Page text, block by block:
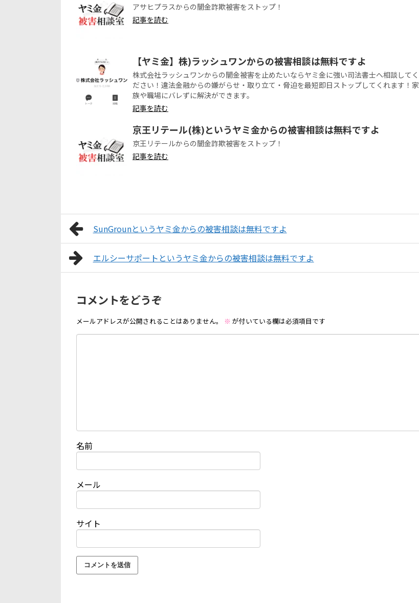
アサヒプラスからの闇金詐欺被害をストップ！
記事を読む
【ヤミ金】株)ラッシュワンからの被害相談は無料ですよ
株式会社ラッシュワンからの闇金被害を止めたいならヤミ金に強い司法書士へ相談してく
ださい！違法金融からの嫌がらせ・取り立て・脅迫を最短即日ストップしてくれます！家
族や職場にバレずに解決ができます。
記事を読む
京王リテール(株)というヤミ金からの被害相談は無料ですよ
京王リテールからの闇金詐欺被害をストップ！
記事を読む
SunGrounというヤミ金からの被害相談は無料ですよ
エルシーサポートというヤミ金からの被害相談は無料ですよ
コメントをどうぞ
メールアドレスが公開されることはありません。 ※ が付いている欄は必須項目です
名前
メール
サイト